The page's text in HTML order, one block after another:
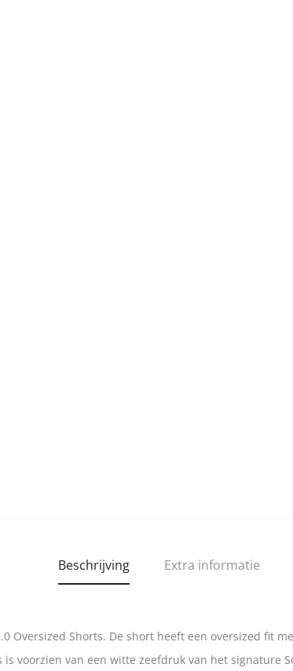
Beschrijving Extra informatie
Oversized Shorts. De short heeft een oversized fit
voorzien van een witte zeefdruk van het signature